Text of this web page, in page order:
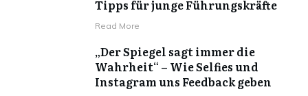
Tipps für junge Führungskräfte
Read More
„Der Spiegel sagt immer die
Wahrheit“ – Wie Selfies und
Instagram uns Feedback geben